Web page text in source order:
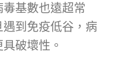
基數也遠超常
到免疫低谷，病
破壞性。